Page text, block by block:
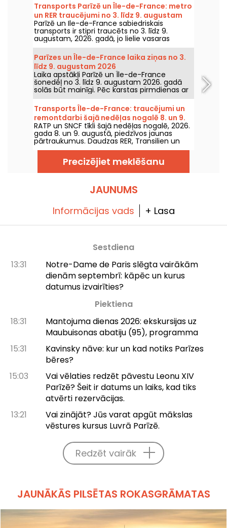
Transports Parīzē un Île-de-France: metro
un RER traucējumi no 3. līdz 9. augustam
2026
Parīzē un Ile-de-France sabiedriskais
transports ir stipri traucēts no 3. līdz 9.
augustam, 2026. gadā, jo lielie vasaras
remontdarbi smagi ietekmē dažas līnijas,
saskaņā ar RATP un SNCF.
Parīzes un Île-de-France laika ziņas no 3.
līdz 9. augustam 2026
Laika apstākļi Parīzē un Île-de-France
šonedēļ no 3. līdz 9. augustam 2026. gadā
solās būt mainīgi. Pēc karstas pirmdienas ar
risku pērkona negaisu temperatūra
pakāpeniski pazemināsies, pirms nedēļas
nogalē atgriezīsies siltāks un saulaināks laiks.
Transports Île-de-France: traucējumi un
remontdarbi šajā nedēļas nogalē 8. un 9.
augustā 2026.
RATP un SNCF tīkli šajā nedēļas nogalē, 2026.
gada 8. un 9. augustā, piedzīvos jaunas
pārtraukumus. Daudzas RER, Transilien un
metro līnijas būs skartas remontdarbu dēļ un
ar traucējumiem — mēs jums pastāstīsim
visu, lai palīdzētu jums laikus plānot
pārvietošanos.
Precizējiet meklēšanu
JAUNUMS
Informācijas vads + Lasa
Sestdiena
13:31
Notre-Dame de Paris slēgta vairākām
dienām septembrī: kāpēc un kurus
datumus izvairīties?
Piektiena
18:31
Mantojuma dienas 2026: ekskursijas uz
Maubuisonas abatiju (95), programma
15:31
Kavinsky nāve: kur un kad notiks Parīzes
bēres?
15:03
Vai vēlaties redzēt pāvestu Leonu XIV
Parīzē? Šeit ir datums un laiks, kad tiks
atvērti rezervācijas.
13:21
Vai zinājāt? Jūs varat apgūt mākslas
vēstures kursus Luvrā Parīzē.
Redzēt vairāk
JAUNĀKĀS PILSĒTAS ROKASGRĀMATAS